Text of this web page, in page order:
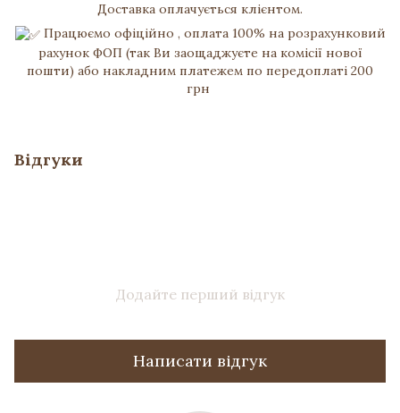
Доставка оплачується клієнтом.
Працюємо офіційно , оплата 100% на розрахунковий
рахунок ФОП (так Ви заощаджуєте на комісії нової
пошти) або накладним платежем по передоплаті 200
грн
Відгуки
Додайте перший відгук
Написати відгук